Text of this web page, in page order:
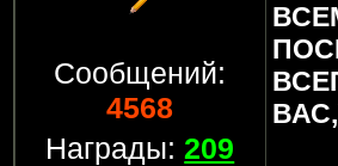
Сообщений:
4568
Награды:209